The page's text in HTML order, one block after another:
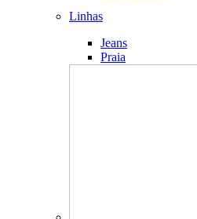
Linhas
Jeans
Praia